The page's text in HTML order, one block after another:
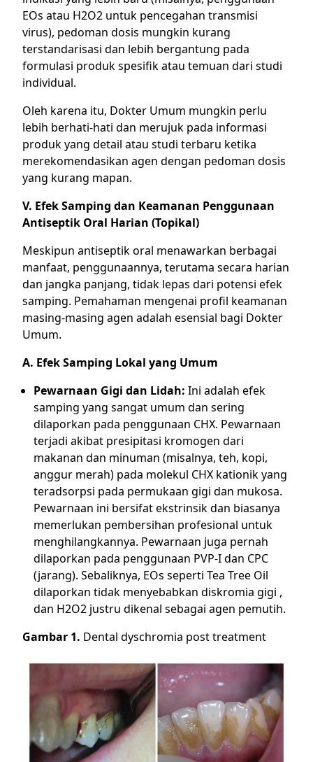
EOs atau H2O2 untuk pencegahan transmisi
virus), pedoman dosis mungkin kurang
terstandarisasi dan lebih bergantung pada
formulasi produk spesifik atau temuan dari studi
individual.
Oleh karena itu, Dokter Umum mungkin perlu
lebih berhati-hati dan merujuk pada informasi
produk yang detail atau studi terbaru ketika
merekomendasikan agen dengan pedoman dosis
yang kurang mapan.
V. Efek Samping dan Keamanan Penggunaan
Antiseptik Oral Harian (Topikal)
Meskipun antiseptik oral menawarkan berbagai
manfaat, penggunaannya, terutama secara harian
dan jangka panjang, tidak lepas dari potensi efek
samping. Pemahaman mengenai profil keamanan
masing-masing agen adalah esensial bagi Dokter
Umum.
A. Efek Samping Lokal yang Umum
Pewarnaan Gigi dan Lidah: Ini adalah efek
samping yang sangat umum dan sering
dilaporkan pada penggunaan CHX. Pewarnaan
terjadi akibat presipitasi kromogen dari
makanan dan minuman (misalnya, teh, kopi,
anggur merah) pada molekul CHX kationik yang
teradsorpsi pada permukaan gigi dan mukosa.
Pewarnaan ini bersifat ekstrinsik dan biasanya
memerlukan pembersihan profesional untuk
menghilangkannya. Pewarnaan juga pernah
dilaporkan pada penggunaan PVP-I dan CPC
(jarang). Sebaliknya, EOs seperti Tea Tree Oil
dilaporkan tidak menyebabkan diskromia gigi ,
dan H2O2 justru dikenal sebagai agen pemutih.
Gambar 1. Dental dyschromia post treatment